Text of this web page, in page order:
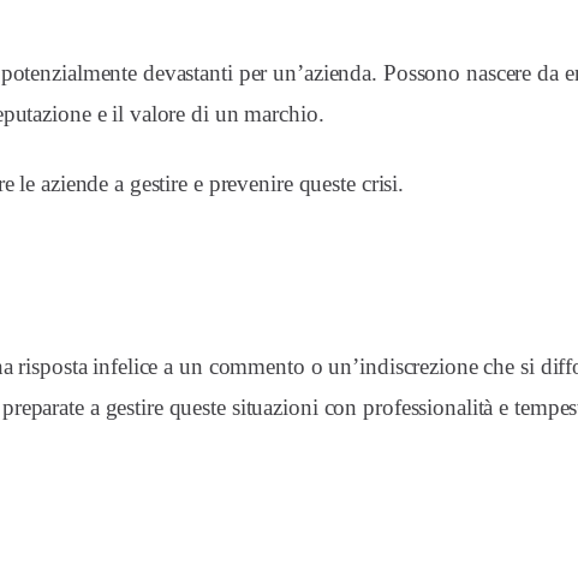
devastanti per un’azienda. Possono nascere
e il valore di un marchio.
aziende a gestire e prevenire queste crisi.
infelice a un commento o un’indiscrezione che si
a gestire queste situazioni con professionalità e